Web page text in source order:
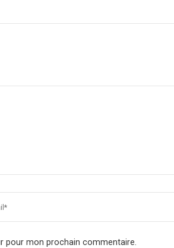
pour mon prochain commentaire.